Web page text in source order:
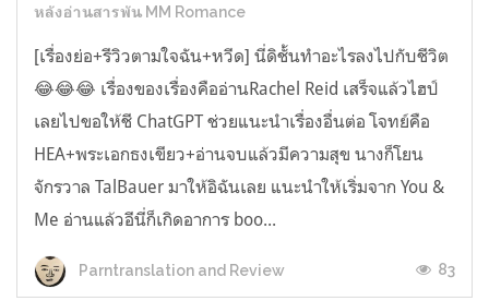
หลังอ่านสารพัน MM Romance
[เรื่องย่อ+รีวิวตามใจฉัน+หวีด] นี่ดิชั้นทำอะไรลงไปกับชีวิต
😂😂😂 เรื่องของเรื่องคืออ่านRachel Reid เสร็จแล้วไฮป์
เลยไปขอให้ชี ChatGPT ช่วยแนะนำเรื่องอื่นต่อ โจทย์คือ
HEA+พระเอกธงเขียว+อ่านจบแล้วมีความสุข นางก็โยน
จักรวาล TalBauer มาให้อิฉันเลย แนะนำให้เริ่มจาก You &
Me อ่านแล้วอีนี่ก็เกิดอาการ boo...
Parntranslation and Review 83